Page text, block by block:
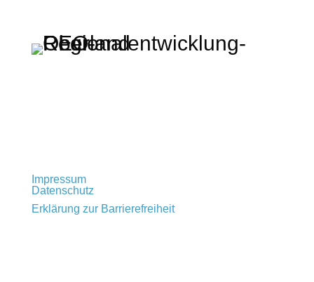
Impressum
Datenschutz
Erklärung zur Barrierefreiheit